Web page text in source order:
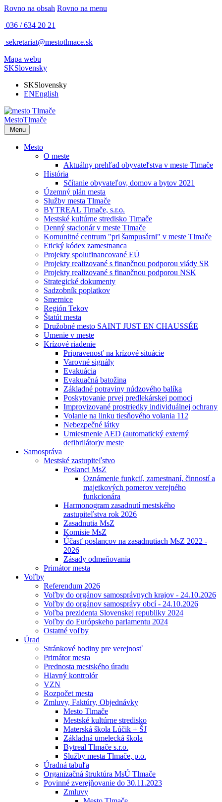
Rovno na obsah Rovno na menu
036 / 634 20 21
sekretariat@mestotlmace.sk
Mapa webu
SKSlovensky
SKSlovensky
ENEnglish
MestoTlmače
Menu
Mesto
O meste
Aktuálny prehľad obyvateľstva v meste Tlmače
História
Sčítanie obyvateľov, domov a bytov 2021
Územný plán mesta
Služby mesta Tlmače
BYTREAL Tlmače, s.r.o.
Mestské kultúrne stredisko Tlmače
Denný stacionár v meste Tlmače
Komunitné centrum "pri šampusárni" v meste Tlmače
Etický kódex zamestnanca
Projekty spolufinancované EÚ
Projekty realizované s finančnou podporou vlády SR
Projekty realizované s finančnou podporou NSK
Strategické dokumenty
Sadzobník poplatkov
Smernice
Región Tekov
Štatút mesta
Družobné mesto SAINT JUST EN CHAUSSÉE
Umenie v meste
Krízové riadenie
Pripravenosť na krízové situácie
Varovné signály
Evakuácia
Evakuačná batožina
Základné potraviny núdzového balíka
Poskytovanie prvej predlekárskej pomoci
Improvizované prostriedky individuálnej ochrany
Volanie na linku tiesňového volania 112
Nebezpečné látky
Umiestnenie AED (automatický externý
defibrilátor)v meste
Samospráva
Mestské zastupiteľstvo
Poslanci MsZ
Oznámenie funkcií, zamestnaní, činností a
majetkových pomerov verejného
funkcionára
Harmonogram zasadnutí mestského
zastupiteľstva rok 2026
Zasadnutia MsZ
Komisie MsZ
Účasť poslancov na zasadnutiach MsZ 2022 -
2026
Zásady odmeňovania
Primátor mesta
Voľby
Referendum 2026
Voľby do orgánov samosprávnych krajov - 24.10.2026
Voľby do orgánov samosprávy obcí - 24.10.2026
Voľba prezidenta Slovenskej republiky 2024
Voľby do Európskeho parlamentu 2024
Ostatné voľby
Úrad
Stránkové hodiny pre verejnosť
Primátor mesta
Prednosta mestského úradu
Hlavný kontrolór
VZN
Rozpočet mesta
Zmluvy, Faktúry, Objednávky
Mesto Tlmače
Mestské kultúrne stredisko
Materská škola Lúčik + ŠJ
Základná umelecká škola
Bytreal Tlmače s.r.o.
Služby mesta Tlmače, p.o.
Úradná tabuľa
Organizačná štruktúra MsÚ Tlmače
Povinné zverejňovanie do 30.11.2023
Zmluvy